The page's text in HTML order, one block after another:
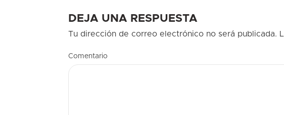
DEJA UNA RESPUESTA
Tu dirección de correo electrónico no será publicada.
Comentario